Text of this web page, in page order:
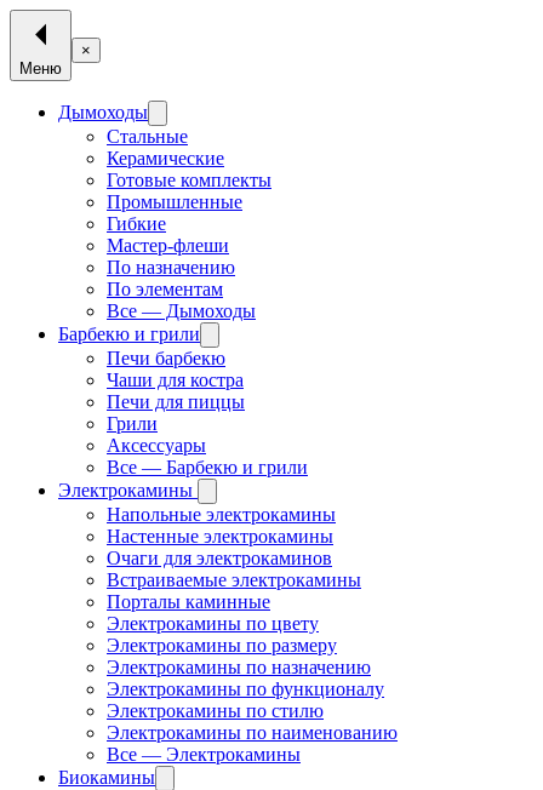
Меню
×
Дымоходы
Стальные
Керамические
Готовые комплекты
Промышленные
Гибкие
Мастер-флеши
По назначению
По элементам
Все — Дымоходы
Барбекю и грили
Печи барбекю
Чаши для костра
Печи для пиццы
Грили
Аксессуары
Все — Барбекю и грили
Электрокамины
Напольные электрокамины
Настенные электрокамины
Очаги для электрокаминов
Встраиваемые электрокамины
Порталы каминные
Электрокамины по цвету
Электрокамины по размеру
Электрокамины по назначению
Электрокамины по функционалу
Электрокамины по стилю
Электрокамины по наименованию
Все — Электрокамины
Биокамины